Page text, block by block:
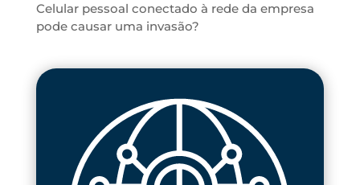
Celular pessoal conectado à rede da empresa
pode causar uma invasão?